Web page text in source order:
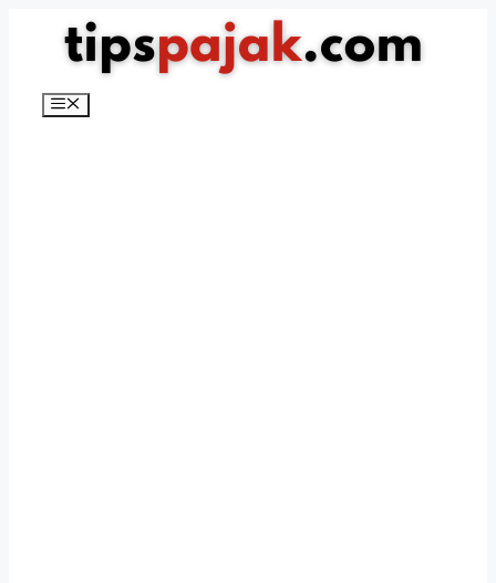
Langsung
Menu